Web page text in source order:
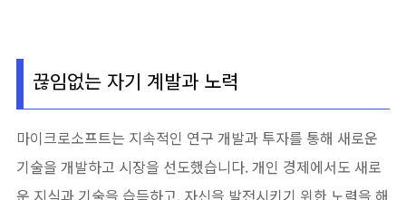
끊임없는 자기 계발과 노력
마이크로소프트는 지속적인 연구 개발과 투자를 통해 새로운
기술을 개발하고 시장을 선도했습니다. 개인 경제에서도 새로
운 지식과 기술을 습득하고, 자신을 발전시키기 위한 노력을 해